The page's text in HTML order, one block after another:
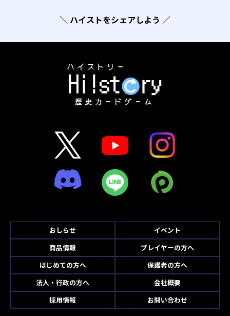
＼ ハイストをシェアしよう ／
おしらせ
イベント
商品情報
プレイヤーの方へ
はじめての方へ
保護者の方へ
法人・行政の方へ
会社概要
採用情報
お問い合わせ